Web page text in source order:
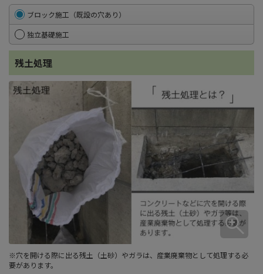
ブロック施工（既設の穴あり）
独立基礎施工
残土処理
※穴を開ける際に出る残土（土砂）やガラは、産業廃棄物として処理する必
要があります。